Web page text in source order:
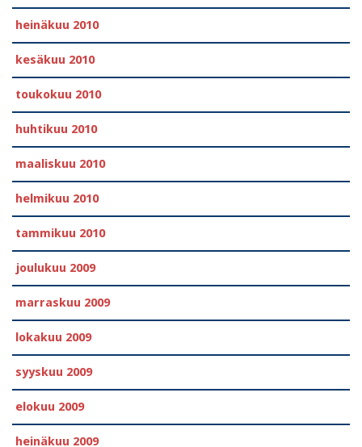
heinäkuu 2010
kesäkuu 2010
toukokuu 2010
huhtikuu 2010
maaliskuu 2010
helmikuu 2010
tammikuu 2010
joulukuu 2009
marraskuu 2009
lokakuu 2009
syyskuu 2009
elokuu 2009
heinäkuu 2009